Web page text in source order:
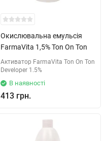
Окислювальна емульсія
FarmaVita 1,5% Ton On Ton
Активатор FarmaVita Ton On Ton
Developer 1.5%
В наявності
413 грн.